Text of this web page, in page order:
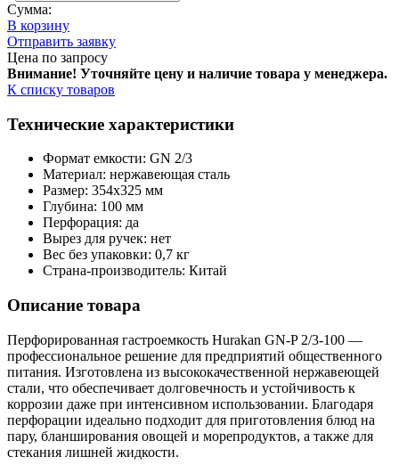
Сумма:
В корзину
Отправить заявку
Цена по запросу
Внимание! Уточняйте цену и наличие товара у менеджера.
К списку товаров
Технические характеристики
Формат емкости: GN 2/3
Материал: нержавеющая сталь
Размер: 354x325 мм
Глубина: 100 мм
Перфорация: да
Вырез для ручек: нет
Вес без упаковки: 0,7 кг
Страна-производитель: Китай
Описание товара
Перфорированная гастроемкость Hurakan GN-P 2/3-100 —
профессиональное решение для предприятий общественного
питания. Изготовлена из высококачественной нержавеющей
стали, что обеспечивает долговечность и устойчивость к
коррозии даже при интенсивном использовании. Благодаря
перфорации идеально подходит для приготовления блюд на
пару, бланширования овощей и морепродуктов, а также для
стекания лишней жидкости.